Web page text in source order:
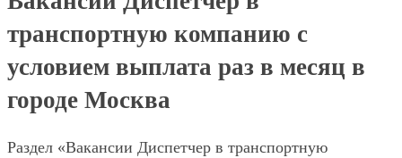
транспортную компанию с
условием выплата раз в месяц в
городе Москва
Раздел «Вакансии Диспетчер в транспортную